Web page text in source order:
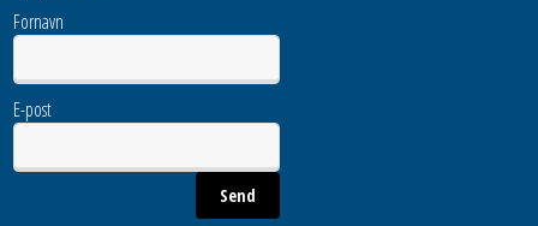
Fornavn
E-post